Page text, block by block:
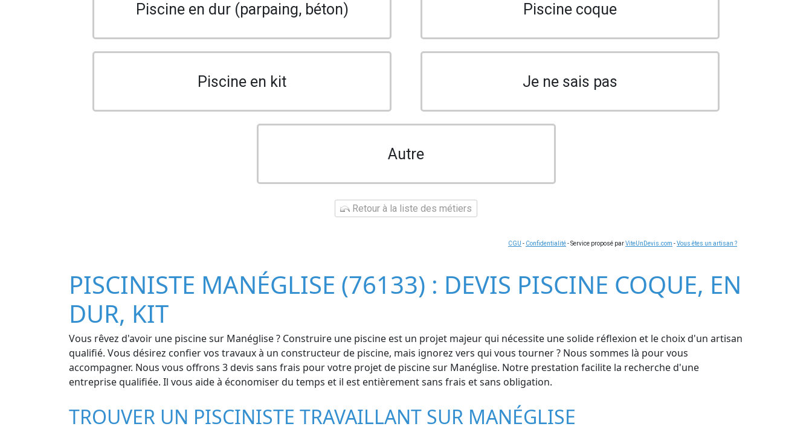
Piscine en dur (parpaing, béton) Piscine coque
Piscine en kit Je ne sais pas
Autre
Retour à la liste des métiers
CGU - Confidentialité- Service proposé parViteUnDevis.com -Vous êtes un artisan ?
PISCINISTE MANÉGLISE (76133) : DEVIS PISCINE COQUE, EN
DUR, KIT
Vous rêvez d'avoir une piscine sur Manéglise ? Construire une piscine est un projet majeur qui nécessite une solide réflexion et le choix d'un artisan
qualifié. Vous désirez confier vos travaux à un constructeur de piscine, mais ignorez vers qui vous tourner ? Nous sommes là pour vous
accompagner. Nous vous offrons 3 devis sans frais pour votre projet de piscine sur Manéglise. Notre prestation facilite la recherche d'une
entreprise qualifiée. Il vous aide à économiser du temps et il est entièrement sans frais et sans obligation.
TROUVER UN PISCINISTE TRAVAILLANT SUR MANÉGLISE